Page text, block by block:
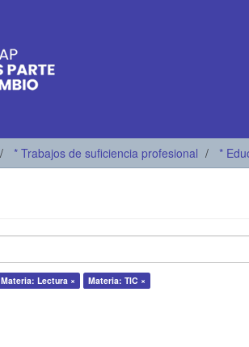
* Trabajos de suficiencia profesional *
Materia: Lectura × Materia: TIC ×